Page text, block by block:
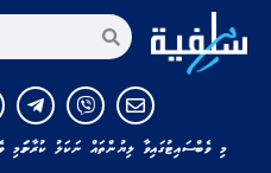
މި ވެބްސައިޓުގައިވާ ލިޔުންތައް ނަކަލު ކުރާނަމަ